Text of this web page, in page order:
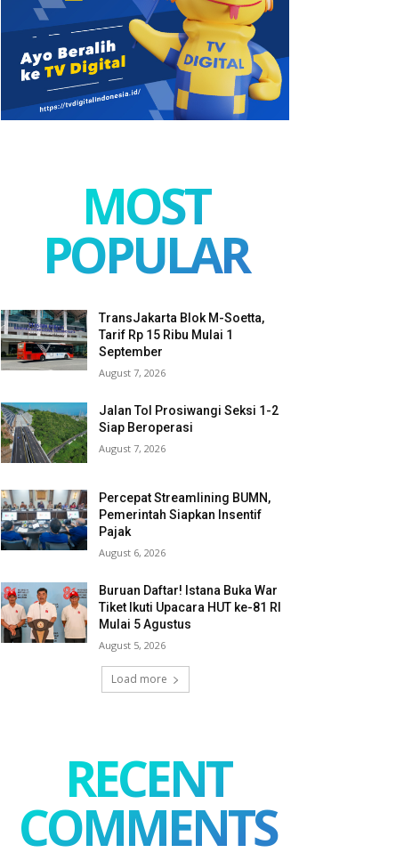
MOST
POPULAR
TransJakarta Blok M-Soetta,
Tarif Rp 15 Ribu Mulai 1
September
August 7, 2026
Jalan Tol Prosiwangi Seksi 1-2
Siap Beroperasi
August 7, 2026
Percepat Streamlining BUMN,
Pemerintah Siapkan Insentif
Pajak
August 6, 2026
Buruan Daftar! Istana Buka War
Tiket Ikuti Upacara HUT ke-81 RI
Mulai 5 Agustus
August 5, 2026
Load more
RECENT
COMMENTS